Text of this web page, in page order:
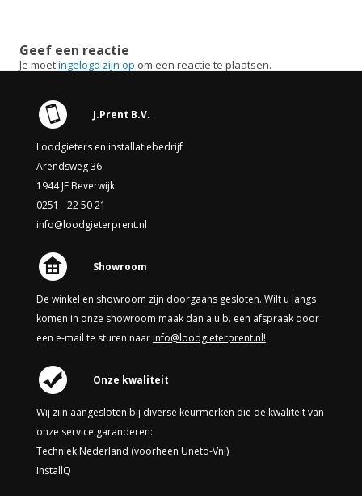
Geef een reactie
Je moetingelogd zijn op om een reactie te plaatsen.
J.Prent B.V.
Loodgieters en installatiebedrijf
Arendsweg 36
1944 JE Beverwijk
0251 - 22 50 21
info@loodgieterprent.nl
Showroom
De winkel en showroom zijn doorgaans gesloten. Wilt u langs
komen in onze showroom maak dan a.u.b. een afspraak door
een e-mail te sturen naar info@loodgieterprent.nl!
Onze kwaliteit
Wij zijn aangesloten bij diverse keurmerken die de kwaliteit van
onze service garanderen:
Techniek Nederland (voorheen Uneto-Vni)
InstallQ